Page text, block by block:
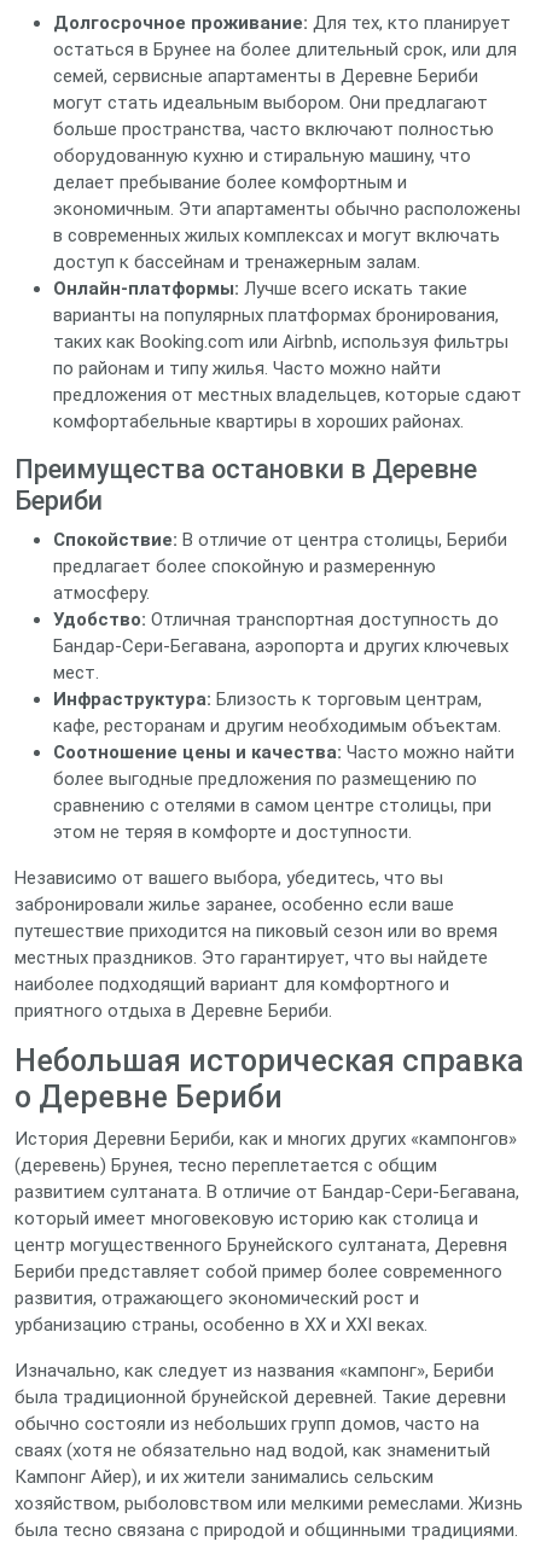
Долгосрочное проживание: Для тех, кто планирует
остаться в Брунее на более длительный срок, или для
семей, сервисные апартаменты в Деревне Бериби
могут стать идеальным выбором. Они предлагают
больше пространства, часто включают полностью
оборудованную кухню и стиральную машину, что
делает пребывание более комфортным и
экономичным. Эти апартаменты обычно расположены
в современных жилых комплексах и могут включать
доступ к бассейнам и тренажерным залам.
Онлайн-платформы: Лучше всего искать такие
варианты на популярных платформах бронирования,
таких как Booking.com или Airbnb, используя фильтры
по районам и типу жилья. Часто можно найти
предложения от местных владельцев, которые сдают
комфортабельные квартиры в хороших районах.
Преимущества остановки в Деревне
Бериби
Спокойствие: В отличие от центра столицы, Бериби
предлагает более спокойную и размеренную
атмосферу.
Удобство: Отличная транспортная доступность до
Бандар-Сери-Бегавана, аэропорта и других ключевых
мест.
Инфраструктура: Близость к торговым центрам,
кафе, ресторанам и другим необходимым объектам.
Соотношение цены и качества: Часто можно найти
более выгодные предложения по размещению по
сравнению с отелями в самом центре столицы, при
этом не теряя в комфорте и доступности.
Независимо от вашего выбора, убедитесь, что вы
забронировали жилье заранее, особенно если ваше
путешествие приходится на пиковый сезон или во время
местных праздников. Это гарантирует, что вы найдете
наиболее подходящий вариант для комфортного и
приятного отдыха в Деревне Бериби.
Небольшая историческая справка
о Деревне Бериби
История Деревни Бериби, как и многих других «кампонгов»
(деревень) Брунея, тесно переплетается с общим
развитием султаната. В отличие от Бандар-Сери-Бегавана,
который имеет многовековую историю как столица и
центр могущественного Брунейского султаната, Деревня
Бериби представляет собой пример более современного
развития, отражающего экономический рост и
урбанизацию страны, особенно в XX и XXI веках.
Изначально, как следует из названия «кампонг», Бериби
была традиционной брунейской деревней. Такие деревни
обычно состояли из небольших групп домов, часто на
сваях (хотя не обязательно над водой, как знаменитый
Кампонг Айер), и их жители занимались сельским
хозяйством, рыболовством или мелкими ремеслами. Жизнь
была тесно связана с природой и общинными традициями.